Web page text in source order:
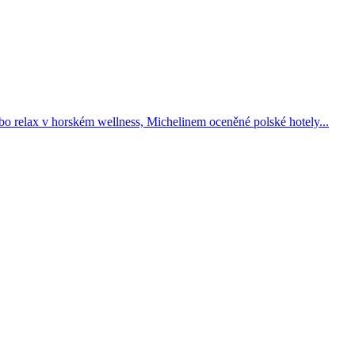
relax v horském wellness, Michelinem oceněné polské hotely...